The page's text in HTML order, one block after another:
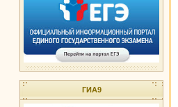
ГИА9